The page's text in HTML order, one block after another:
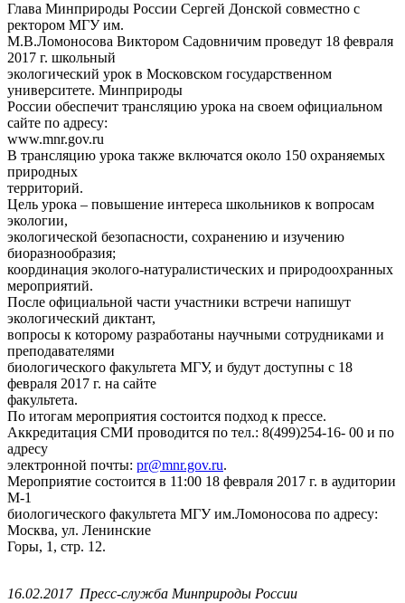
Глава Минприроды России Сергей Донской совместно с
ректором МГУ им.
М.В.Ломоносова Виктором Садовничим проведут 18 февраля
2017 г. школьный
экологический урок в Московском государственном
университете. Минприроды
России обеспечит трансляцию урока на своем официальном
сайте по адресу:
www.mnr.gov.ru
В трансляцию урока также включатся около 150 охраняемых
природных
территорий.
Цель урока – повышение интереса школьников к вопросам
экологии,
экологической безопасности, сохранению и изучению
биоразнообразия;
координация эколого-натуралистических и природоохранных
мероприятий.
После официальной части участники встречи напишут
экологический диктант,
вопросы к которому разработаны научными сотрудниками и
преподавателями
биологического факультета МГУ, и будут доступны с 18
февраля 2017 г. на сайте
факультета.
По итогам мероприятия состоится подход к прессе.
Аккредитация СМИ проводится по тел.: 8(499)254-16- 00 и по
адресу
электронной почты: pr@mnr.gov.ru.
Мероприятие состоится в 11:00 18 февраля 2017 г. в аудитории
М-1
биологического факультета МГУ им.Ломоносова по адресу:
Москва, ул. Ленинские
Горы, 1, стр. 12.
16.02.2017 Пресс-служба Минприроды России